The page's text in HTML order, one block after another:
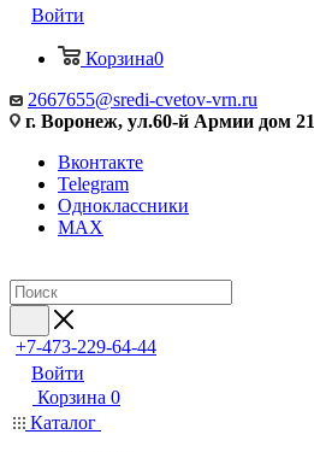
Войти
Корзина0
2667655@sredi-cvetov-vrn.ru
г. Воронеж, ул.60-й Армии дом 21
Вконтакте
Telegram
Одноклассники
MAX
+7-473-229-64-44
Войти
Корзина 0
Каталог